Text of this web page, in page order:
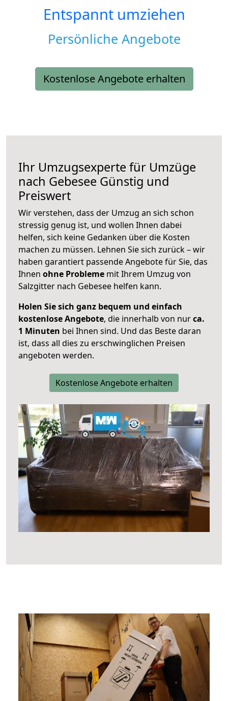
Entspannt umziehen
Persönliche Angebote
Kostenlose Angebote erhalten
Ihr Umzugsexperte für Umzüge
nach Gebesee Günstig und
Preiswert
Wir verstehen, dass der Umzug an sich schon
stressig genug ist, und wollen Ihnen dabei
helfen, sich keine Gedanken über die Kosten
machen zu müssen. Lehnen Sie sich zurück – wir
haben garantiert passende Angebote für Sie, das
Ihnen ohne Probleme mit Ihrem Umzug von
Salzgitter nach Gebesee helfen kann.
Holen Sie sich ganz bequem und einfach
kostenlose Angebote, die innerhalb von nurca.
1 Minuten bei Ihnen sind. Und das Beste daran
ist, dass all dies zu erschwinglichen Preisen
angeboten werden.
Kostenlose Angebote erhalten